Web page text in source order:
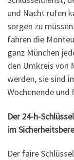
und Nacht rufen
sorgen zu
fahren die
ganz München
den Umkreis von
werden, sie sind
Wochenende und
Der 24-h-
im
Der faire